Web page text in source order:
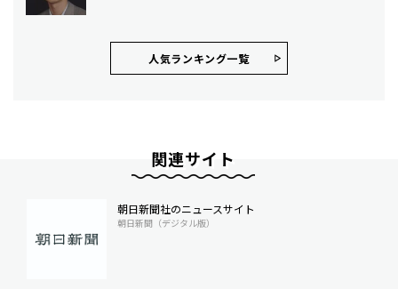
人気ランキング⼀覧
関連サイト
朝日新聞社のニュースサイト
朝日新聞（デジタル版）